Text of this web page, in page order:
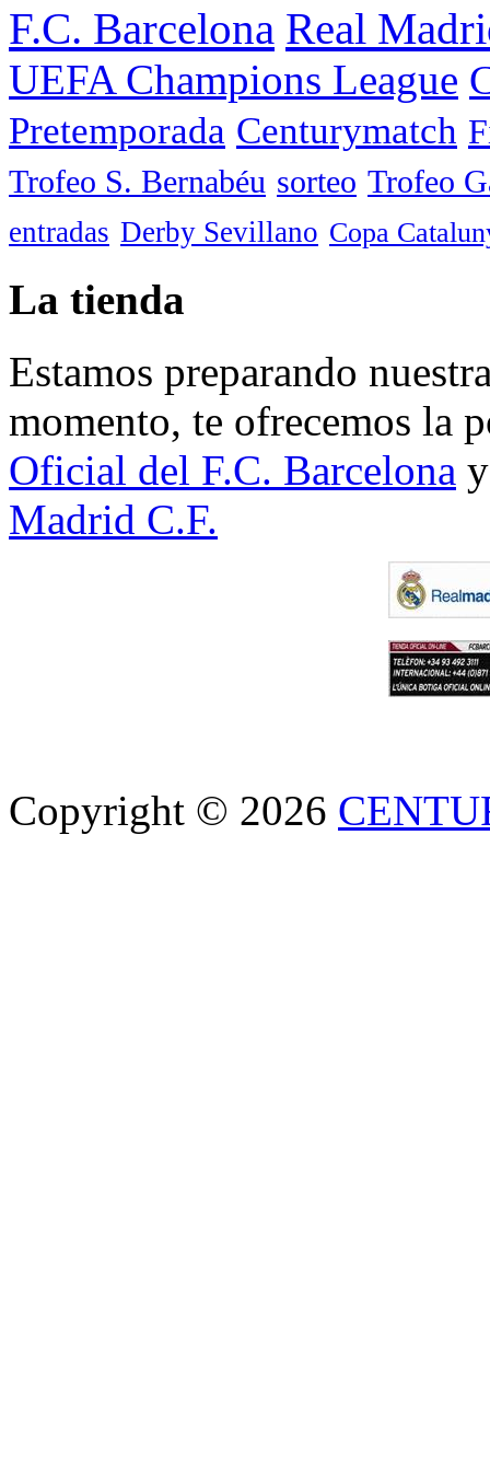
F.C. Barcelona Real
UEFA Champions League
Pretemporada Centurymatch
Trofeo S. Bernabéu sorteo Trofeo
entradas Derby Sevillano Copa
La tienda
Estamos preparando
momento, te ofrecemos la
Oficial del F.C. Barcelona
Madrid C.F.
Copyright © 2026